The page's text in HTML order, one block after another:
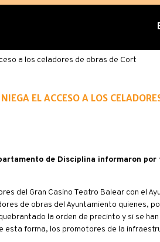
a los celadores de obras de Cort
el acceso a los
de Disciplina informaron
del Gran Casino Teatro Balear con el
de obras del Ayuntamiento quienes,
la orden de precinto y si se
esta forma, los promotores de la